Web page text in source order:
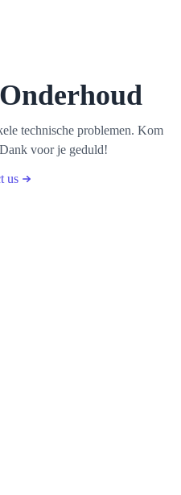
technische problemen. Kom
voor je geduld!
us